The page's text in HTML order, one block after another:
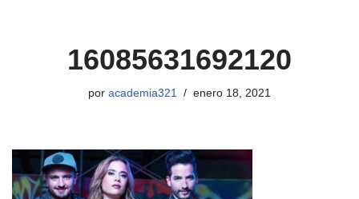
16085631692120
por academia321 enero 18, 2021